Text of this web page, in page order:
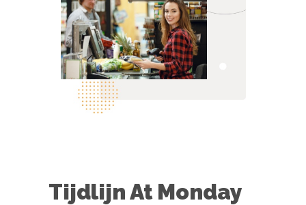
Tijdlijn At Monday